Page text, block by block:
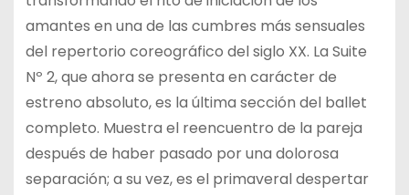
amantes en una de las cumbres más sensuales
del repertorio coreográfico del siglo XX. La Suite
Nº 2, que ahora se presenta en carácter de
estreno absoluto, es la última sección del ballet
completo. Muestra el reencuentro de la pareja
después de haber pasado por una dolorosa
separación; a su vez, es el primaveral despertar